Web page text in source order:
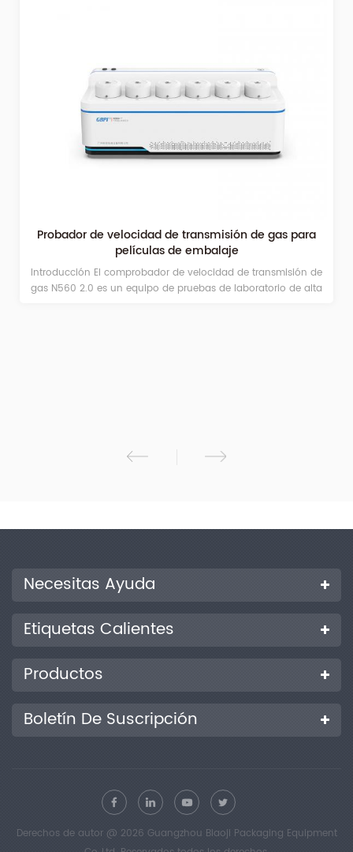
Probador de velocidad de transmisión de gas para
películas de embalaje
Introducción El comprobador de velocidad de transmisión de
gas N560 2.0 es un equipo de pruebas de laboratorio de alta
Necesitas Ayuda
Etiquetas Calientes
Productos
Boletín De Suscripción
Derechos de autor @ 2026 Guangzhou Biaoji Packaging Equipment